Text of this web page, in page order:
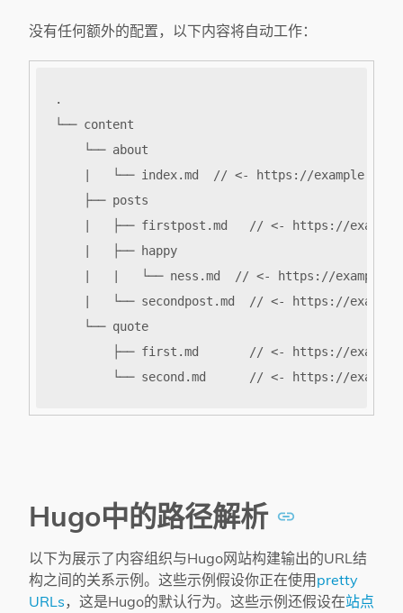
没有任何额外的配置，以下内容将自动工作：
Hugo中的路径解析
以下为展示了内容组织与Hugo网站构建输出的URL结
构之间的关系示例。这些示例假设你正在使用 pretty
URLs，这是Hugo的默认行为。这些示例还假设在站点